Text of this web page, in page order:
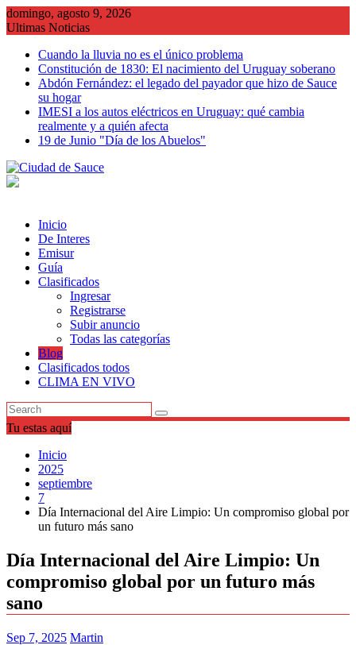
Saltar
al
domingo, agosto 9, 2026
Ultimas Noticias
Cuando la lluvia no es el único problema
Constitución de 1830: El nacimiento del Uruguay soberano
Abdón Fernández: el legado del payador que hizo de Sauce
su hogar
IMESI a los autos eléctricos en Uruguay: qué cambia
realmente y a quién afecta
19 de Junio "Día de los Abuelos"
Inicio
De Interes
Emisur
Guía
Clasificados
Ingresar
Registrarse
Subir anuncio
Todas las categorías
Blog
Clasificados todos
CLIMA EN VIVO
Tu estas aquí
Inicio
2025
septiembre
7
Día Internacional del Aire Limpio: Un compromiso global por
un futuro más sano
Día Internacional del Aire Limpio: Un
compromiso global por un futuro más
sano
Sep 7, 2025 Martin